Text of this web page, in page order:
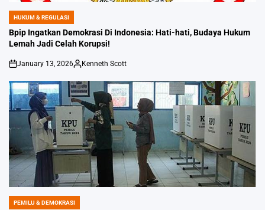
POSTED
IN
HUKUM & REGULASI
Bpip Ingatkan Demokrasi Di Indonesia: Hati-hati, Budaya Hukum
Lemah Jadi Celah Korupsi!
on
January 13, 2026
Posted
Kenneth Scott
POSTED
PEMILU & DEMOKRASI